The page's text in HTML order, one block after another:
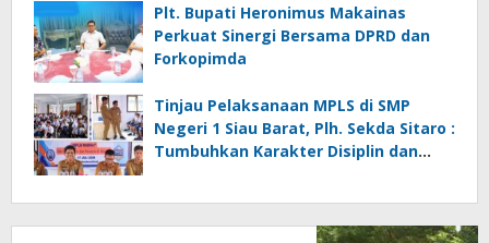
Publik
Plt. Bupati Heronimus Makainas
Perkuat Sinergi Bersama DPRD dan
Forkopimda
Tinjau Pelaksanaan MPLS di SMP
Negeri 1 Siau Barat, Plh. Sekda Sitaro :
Tumbuhkan Karakter Disiplin dan